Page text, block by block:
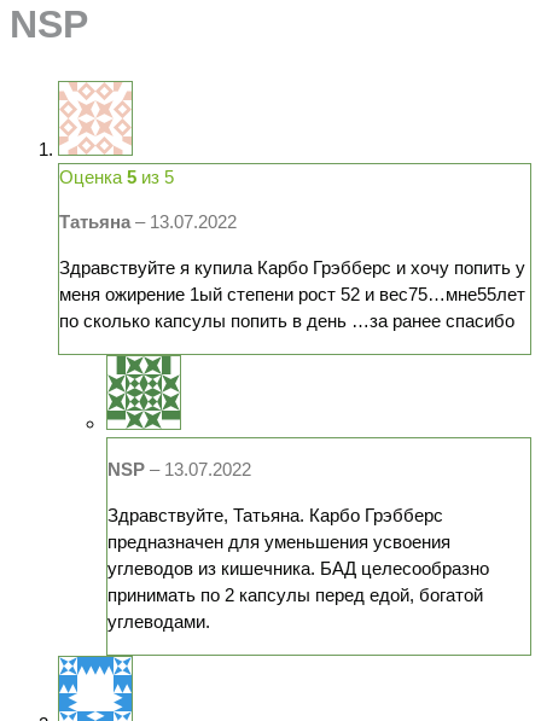
NSP
Оценка 5 из 5
Татьяна – 13.07.2022
Здравствуйте я купила Карбо Грэбберс и хочу попить у
меня ожирение 1ый степени рост 52 и вес75…мне55лет
по сколько капсулы попить в день …за ранее спасибо
NSP – 13.07.2022
Здравствуйте, Татьяна. Карбо Грэбберс
предназначен для уменьшения усвоения
углеводов из кишечника. БАД целесообразно
принимать по 2 капсулы перед едой, богатой
углеводами.